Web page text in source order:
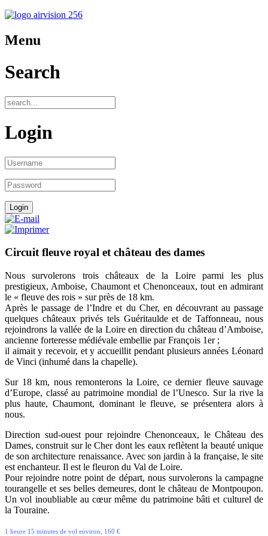
Menu
Search
Login
Circuit fleuve royal et château des dames
Nous survolerons trois châteaux de la Loire parmi les plus
prestigieux, Amboise, Chaumont et Chenonceaux, tout en admirant
le « fleuve des rois » sur près de 18 km.
Après le passage de l’Indre et du Cher, en découvrant au passage
quelques châteaux privés tels Guéritaulde et de Taffonneau, nous
rejoindrons la vallée de la Loire en direction du château d’Amboise,
ancienne forteresse médiévale embellie par François 1er ;
il aimait y recevoir, et y accueillit pendant plusieurs années Léonard
de Vinci (inhumé dans la chapelle).
Sur 18 km, nous remonterons la Loire, ce dernier fleuve sauvage
d’Europe, classé au patrimoine mondial de l’Unesco. Sur la rive la
plus haute, Chaumont, dominant le fleuve, se présentera alors à
nous.
Direction sud-ouest pour rejoindre Chenonceaux, le Château des
Dames, construit sur le Cher dont les eaux reflètent la beauté unique
de son architecture renaissance. Avec son jardin à la française, le site
est enchanteur. Il est le fleuron du Val de Loire.
Pour rejoindre notre point de départ, nous survolerons la campagne
tourangelle et ses belles demeures, dont le château de Montpoupon.
Un vol inoubliable au cœur même du patrimoine bâti et culturel de
la Touraine.
1 heure 15 minutes de vol environ, 160 €